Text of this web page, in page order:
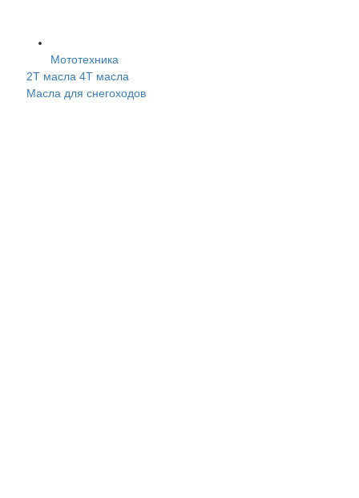
Мототехника
2Т масла 4Т масла
Масла для снегоходов